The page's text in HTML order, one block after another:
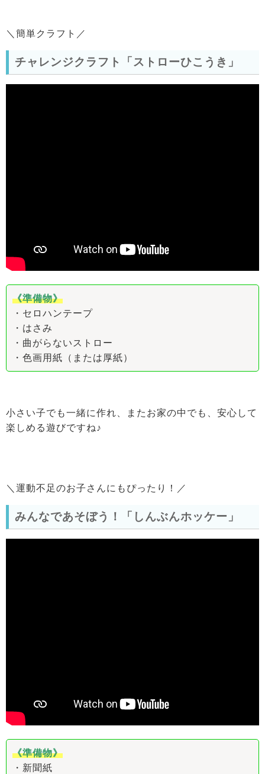
＼簡単クラフト／
チャレンジクラフト「ストローひこうき」
《準備物》
・セロハンテープ
・はさみ
・曲がらないストロー
・色画用紙（または厚紙）
小さい子でも一緒に作れ、またお家の中でも、安心して
楽しめる遊びですね♪
＼運動不足のお子さんにもぴったり！／
みんなであそぼう！「しんぶんホッケー」
《準備物》
・新聞紙